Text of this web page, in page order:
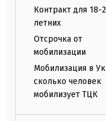
Контракт для 18-
летних
Отсрочка от
мобилизации
Мобилизация в
сколько человек
мобилизует ТЦК